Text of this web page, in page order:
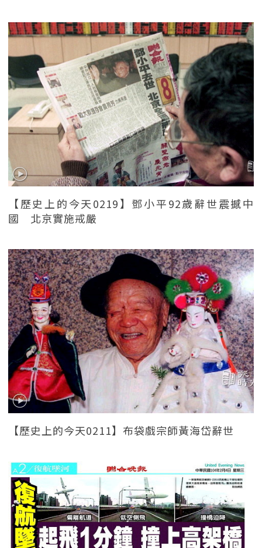
【歷史上的今天0219】鄧小平92歲辭世震撼中
國 北京實施戒嚴
【歷史上的今天0211】布袋戲宗師黃海岱辭世